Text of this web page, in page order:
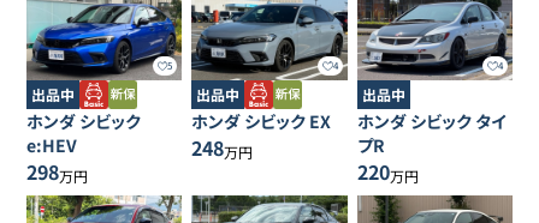
5
出品中
ホンダ シビック
e:HEV
298万円
4
出品中
ホンダ シビック EX
248万円
4
出品中
ホンダ シビック タイ
プR
220万円